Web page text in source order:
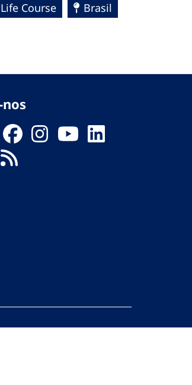
Course
Brasil
nos